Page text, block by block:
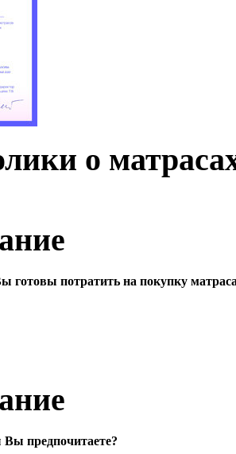
о
готовы потратить на покупку
предпочитаете?